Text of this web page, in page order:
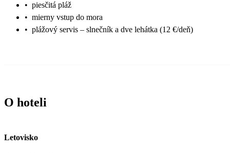
• piesčitá pláž
• mierny vstup do mora
• plážový servis – slnečník a dve lehátka (12 €/deň)
O hoteli
Letovisko